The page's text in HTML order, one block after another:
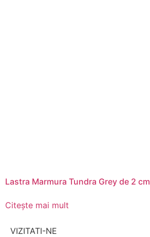
Lastra Marmura Tundra Grey de 2 cm
Citește mai mult
VIZITATI-NE